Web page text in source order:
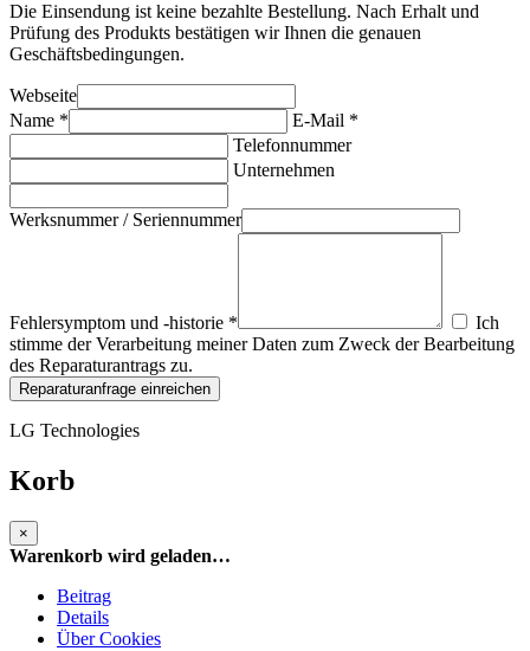
Die Einsendung ist keine bezahlte Bestellung. Nach Erhalt und
Prüfung des Produkts bestätigen wir Ihnen die genauen
Geschäftsbedingungen.
Webseite
Name *
E-Mail *
Telefonnummer
Unternehmen
Werksnummer / Seriennummer
Fehlersymptom und -historie *
Ich
stimme der Verarbeitung meiner Daten zum Zweck der Bearbeitung
des Reparaturantrags zu.
Reparaturanfrage einreichen
LG Technologies
Korb
×
Warenkorb wird geladen…
Beitrag
Details
Über Cookies